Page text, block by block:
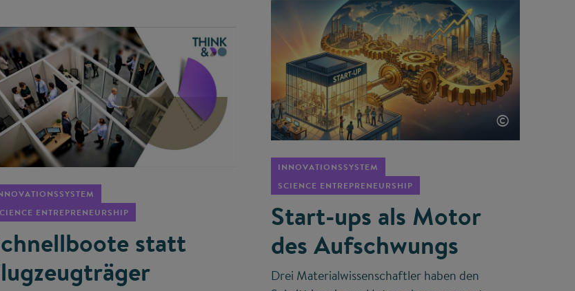
ENTREPRENEURSHIP
statt
©
INNOVATIONSSYSTEM
SCIENCE ENTREPRENEURSHIP
Start-ups als Motor
des Aufschwungs
Drei Materialwissenschaftler haben den